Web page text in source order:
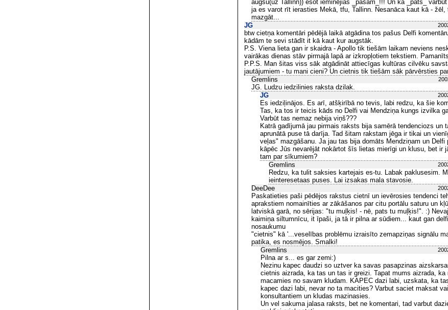
augšu(uz Tallinn)) esot ieminējias _pašam_!!! Un ka _pats_
ja es varot rīt ierasties Mekā, tfu, Tallinn. Nesanāca kaut kā - žēl,
mazgāt...
JG
btw cietņa komentāri pēdējā laikā atgādina tos pašus Delfi
kādām te sevi stādīt it kā kaut kur augstāk.
P.S. Viena lieta gan ir skaidra - Apollo tik tiešām laikam neviens
vairākas dienas stāv pirmajā lapā ar izkropļotiem tekstiem.
P.P.S. Man šitas viss sāk atgādināt attiecīgas kultūras cilvēku
jautājumiem - tu mani cieni? Un cietnis tik tiešām sāk pārvērsties
Gremlins
JG. Ludzu iedzilinies raksta dzilak.
JG
Es iedziļinājos. Es arī, atšķirībā no tevis, labi redzu, ka šie
Tas, ka tos ir teicis kāds no Delfi vai Mendziņa kungs izvilka
Varbūt tas nemaz nebija viņš???
Katrā gadījumā jau pirmais raksts bija samērā tendenciozs un
aprunātā puse tā darīja. Tad šitam rakstam jēga ir tikai un
veļas" mazgāšanu. Ja jau tas bija domāts Mendziņam un Delfi
kāpēc Jūs nevarējāt nokārtot šīs lietas mierīgi un klusu, bet ir
tam par sīkumiem?
Gremlins
Redzu, ka tulit saksies kartejais es-tu. Labak paklusesim.
ieinteresetaas puses. Lai izsakas mala stavosie.
DeeDee
Paskatieties paši pēdējos rakstus cietnī un ievērosies tendenci
aprakstiem nomainīties ar zākāšanos par citu portālu saturu un
latviskā garā, no sērijas: "tu muļķis! - nē, pats tu muļķis!". :)
kaimiņa siltumnīcu, it īpaši, ja tā ir pilna ar sūdiem... kaut gan
nosaukumu
"cietnis" kā '...veselības problēmu izraisīto zemapziņas signālu
patika, es nosmējos. Smalki!
Gremlins
Pilna ar s... es gar zemi:)
Nezinu kapec daudzi so uztver ka savas pasapzinas
cietnis aizrada, ka tas un tas ir greizi. Tapat mums aizrada,
macamies no savam kludam. KAPEC dazi labi, uzskata, ka
kapec dazi labi, nevar no ta macities? Varbut saciet maksat
konsultantiem un kludas mazinasies.
Un vel sakuma jalasa raksts, bet ne komentari, tad varbut